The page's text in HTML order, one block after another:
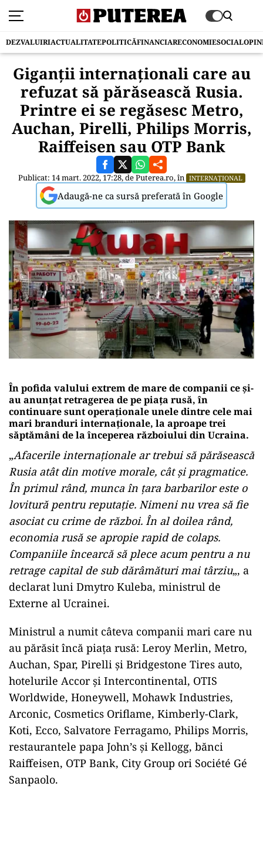
DEZVALUIRIACTUALITATEPOLITICĂFINANCIARECONOMIESOCIAL
Giganții internaționali care au
refuzat să părăsească Rusia.
Printre ei se regăsesc Metro,
Auchan, Pirelli, Philips Morris,
Raiffeisen sau OTP Bank
Publicat: 14 mart. 2022, 17:28, dePuterea.ro, în INTERNAȚIONAL
Adaugă-ne ca sursă preferată în Google
În pofida valului extrem de mare de companii ce și-
au anunțat retragerea de pe piața rusă, în
continuare sunt operaționale unele dintre cele mai
mari branduri internaționale, la aproape trei
săptămâni de la începerea războiului din Ucraina.
„Afacerile internaționale ar trebui să părăsească
Rusia atât din motive morale, cât și pragmatice.
În primul rând, munca în țara barbarilor este o
lovitură pentru reputație. Nimeni nu vrea să fie
asociat cu crime de război. În al doilea rând,
economia rusă se apropie rapid de colaps.
Companiile încearcă să plece acum pentru a nu
retrage capital de sub dărâmături mai târziu„, a
declarat luni Dmytro Kuleba, ministrul de
Externe al Ucrainei.
Ministrul a numit câteva companii mari care nu
au părăsit încă piața rusă: Leroy Merlin, Metro,
Auchan, Spar, Pirelli și Bridgestone Tires auto,
hotelurile Accor și Intercontinental, OTIS
Worldwide, Honeywell, Mohawk Industries,
Arconic, Cosmetics Oriflame, Kimberly-Clark,
Koti, Ecco, Salvatore Ferragamo, Philips Morris,
restaurantele papa John’s și Kellogg, bănci
Raiffeisen, OTP Bank, City Group ori Société Gé
Sanpaolo.